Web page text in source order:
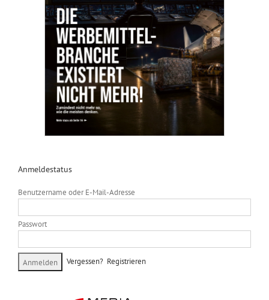
Anmeldestatus
Benutzername oder E-Mail-Adresse
Passwort
Vergessen? Registrieren